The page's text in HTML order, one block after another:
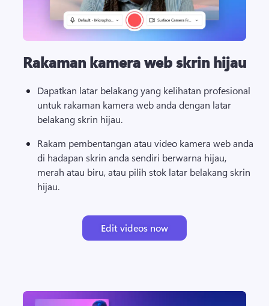
Rakaman kamera web skrin hijau
Dapatkan latar belakang yang kelihatan profesional
untuk rakaman kamera web anda dengan latar
belakang skrin hijau.
Rakam pembentangan atau video kamera web anda
di hadapan skrin anda sendiri berwarna hijau,
merah atau biru, atau pilih stok latar belakang skrin
hijau.
Edit videos now